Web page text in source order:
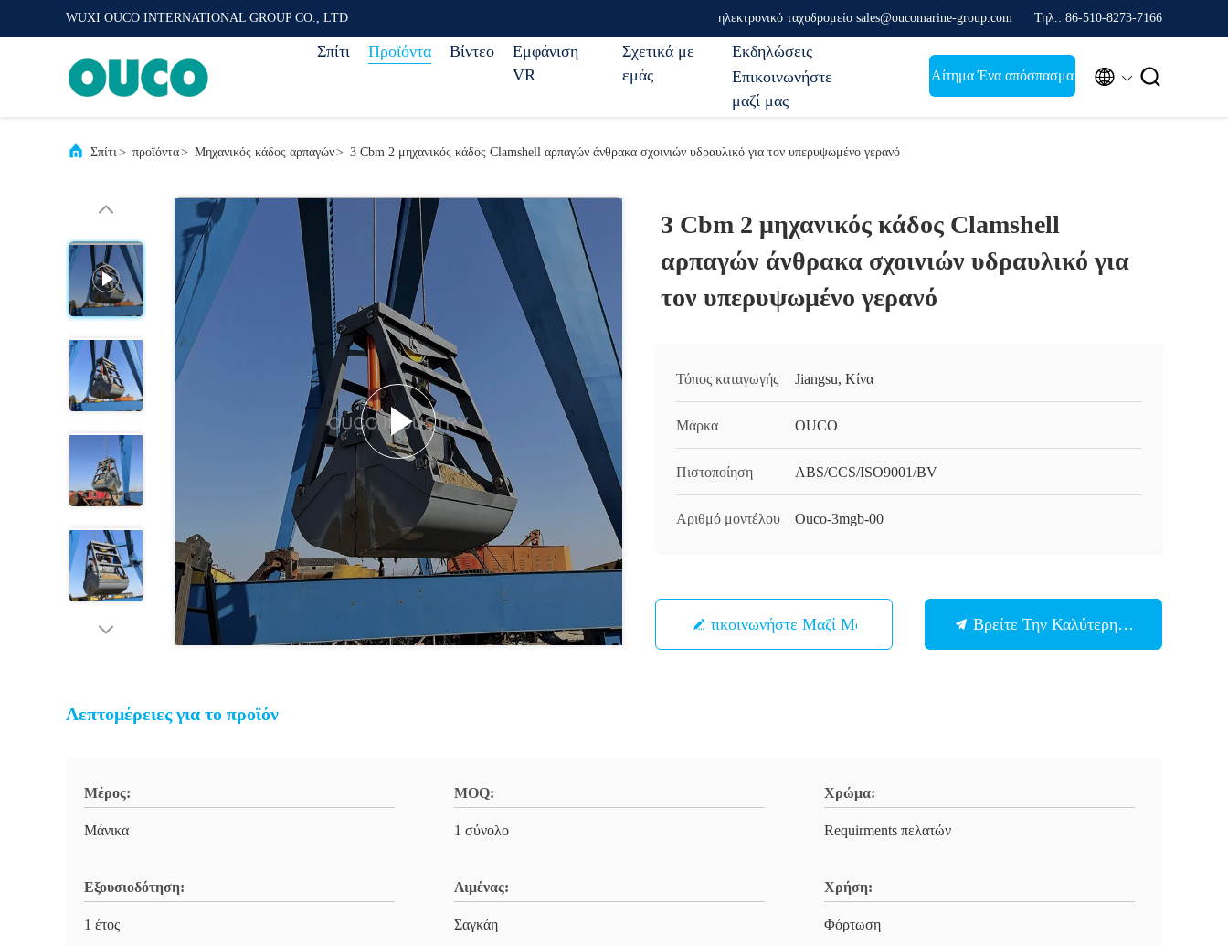
WUXI OUCO INTERNATIONAL GROUP CO., LTD ηλεκτρονικό ταχυδρομείο sales@oucomarine-group.com Τηλ.: 86-510-8273-7166
Σπίτι Προϊόντα Βίντεο
Εμφάνιση
VR
Σχετικά με
εμάς
Εκδηλώσεις
Επικοινωνήστε
μαζί μας
Αίτημα Ένα απόσπασμα  
Σπίτι> προϊόντα> Μηχανικός κάδος αρπαγών> 3 Cbm 2 μηχανικός κάδος Clamshell αρπαγών άνθρακα σχοινιών υδραυλικό για τον υπερυψωμένο γερανό
3 Cbm 2 μηχανικός κάδος Clamshell
αρπαγών άνθρακα σχοινιών υδραυλικό για
τον υπερυψωμένο γερανό
Τόπος καταγωγής Jiangsu, Κίνα
Μάρκα OUCO
Πιστοποίηση ABS/CCS/ISO9001/BV
Αριθμό μοντέλου Ouco-3mgb-00
Επικοινωνήστε Μαζί Μας Βρείτε Την Καλύτερη Τιμή
Λεπτομέρειες για το προϊόν
Μέρος:
Μάνικα
MOQ:
1 σύνολο
Χρώμα:
Requirments πελατών
Εξουσιοδότηση:
1 έτος
Λιμένας:
Σαγκάη
Χρήση:
Φόρτωση